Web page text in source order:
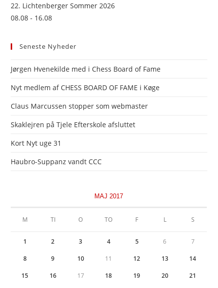
22. Lichtenberger Sommer 2026
08.08 - 16.08
Seneste Nyheder
Jørgen Hvenekilde med i Chess Board of Fame
Nyt medlem af CHESS BOARD OF FAME i Køge
Claus Marcussen stopper som webmaster
Skaklejren på Tjele Efterskole afsluttet
Kort Nyt uge 31
Haubro-Suppanz vandt CCC
MAJ 2017
M TI O TO F L S
1 2 3 4 5 6 7
8 9 10 11 12 13 14
15 16 17 18 19 20 21